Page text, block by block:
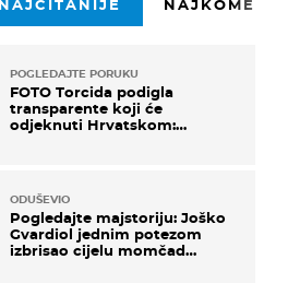
NAJČITANIJE
POGLEDAJTE PORUKU
FOTO Torcida podigla
transparente koji će
odjeknuti Hrvatskom:
ODUŠEVIO
Pogledajte majstoriju: Joško
Gvardiol jednim potezom
izbrisao cijelu momčad